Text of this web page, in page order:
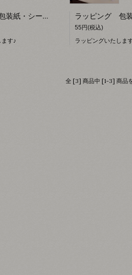
ラッピング 包装紙・シール お花 【abarayam】
す♪
55円(税込)
ラッピングいたしま
全 [3] 商品中 [1-3] 商品